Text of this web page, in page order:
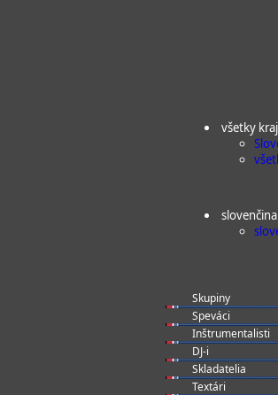
všetky
slovenčina
Skupiny
Speváci
Inštrumentalisti
DJ-i
Skladatelia
Textári